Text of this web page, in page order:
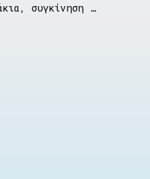
συγκίνηση …